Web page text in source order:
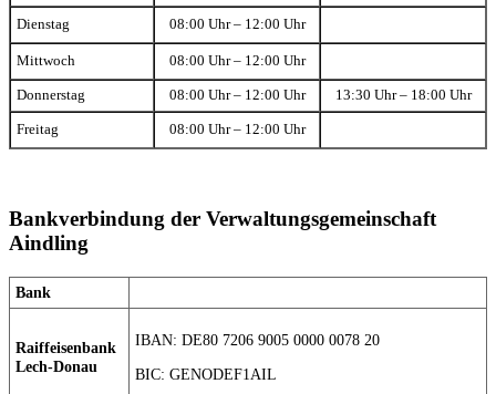
Dienstag 08:00 Uhr – 12:00 Uhr
Mittwoch 08:00 Uhr – 12:00 Uhr
Donnerstag 08:00 Uhr – 12:00 Uhr 13:30 Uhr – 18:00 Uhr
Freitag 08:00 Uhr – 12:00 Uhr
Bankverbindung der Verwaltungsgemeinschaft
Aindling
Bank
Raiffeisenbank
Lech-Donau
IBAN: DE80 7206 9005 0000 0078 20
BIC: GENODEF1AIL